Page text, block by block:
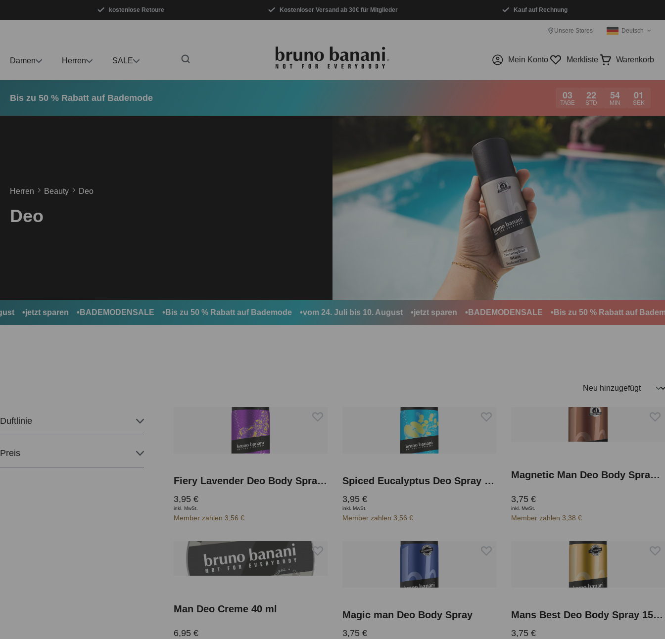
Zur Hauptnavigation springenkostenlose Retoure Kostenloser Versand ab 30€ für Mitglieder Kauf auf Rechnung
Unsere Stores Deutsch
Damen Herren SALE Mein Konto Merkliste Warenkorb
Bis zu 50 % Rabatt auf Bademode 03
TAGE
22
STD
54
MIN
01
SEK
Herren Beauty Deo
Deo
jetzt sparen BADEMODENSALE Bis zu 50 % Rabatt auf Bademode vom 24. Juli bis 10. August jetzt sparen BADEMODENSALE Bis zu 50 % Rabatt auf Bademode
Duftlinie
Preis
Fiery Lavender Deo Body Spray 150 ml
3,95 €
inkl. MwSt.
Member zahlen 3,56 €
Spiced Eucalyptus Deo Spray 150 ml
3,95 €
inkl. MwSt.
Member zahlen 3,56 €
Magnetic Man Deo Body Spray 150 ml
3,75 €
inkl. MwSt.
Member zahlen 3,38 €
Man Deo Creme 40 ml
6,95 €
Magic man Deo Body Spray
3,75 €
Mans Best Deo Body Spray 150 ml
3,75 €